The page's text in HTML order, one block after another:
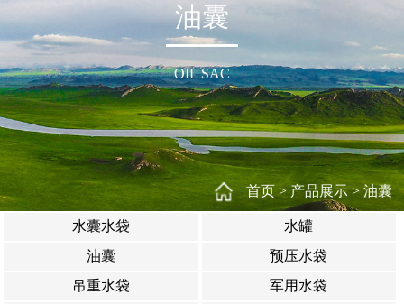
首页> 产品展示>油囊
油囊
OIL SAC
水囊水袋
水罐
油囊
预压水袋
吊重水袋
军用水袋